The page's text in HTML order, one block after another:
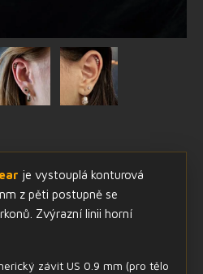
je vystouplá konturová
z pěti postupně se
Zvýrazní linii horní
závit US 0.9 mm (pro tělo